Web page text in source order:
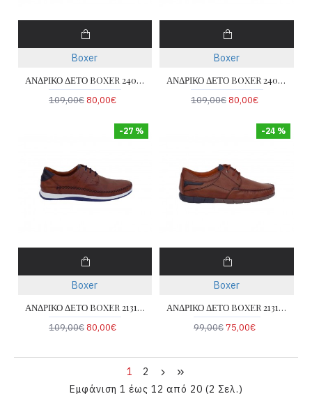
Boxer
ΑΝΔΡΙΚΟ ΔΕΤΟ BOXER 24001-TAMPA
109,00€80,00€
Boxer
ΑΝΔΡΙΚΟ ΔΕΤΟ BOXER 24001-BLUE
109,00€80,00€
-27 %
Boxer
ΑΝΔΡΙΚΟ ΔΕΤΟ BOXER 21318-TAMPA
109,00€80,00€
-24 %
Boxer
ΑΝΔΡΙΚΟ ΔΕΤΟ BOXER 21314-TAMPA
99,00€75,00€
1
2
Εμφάνιση 1 έως 12 από 20 (2 Σελ.)